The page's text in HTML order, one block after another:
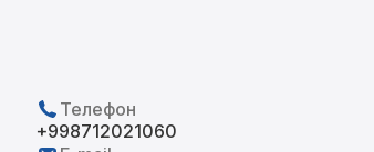
Телефон
+998712021060